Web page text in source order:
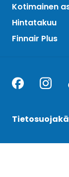
Kotimainen
Hintatakuu
Finnair Plus